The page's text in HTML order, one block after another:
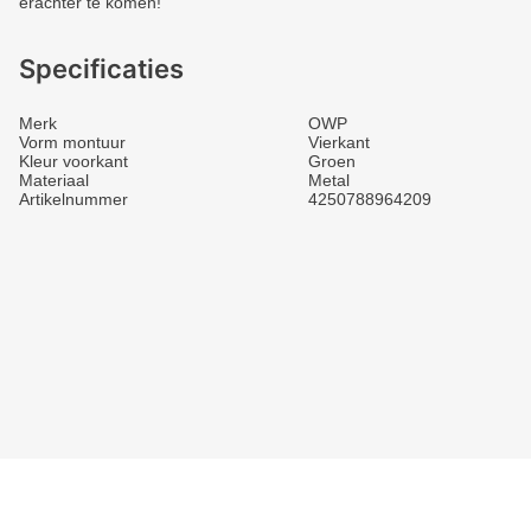
Specificaties
Merk
OWP
Vorm montuur
Vierkant
Kleur voorkant
Groen
Materiaal
Metal
Artikelnummer
4250788964209